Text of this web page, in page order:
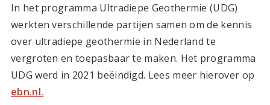
In het programma Ultradiepe Geothermie (UDG)
werkten verschillende partijen samen om de kennis
over ultradiepe geothermie in Nederland te
vergroten en toepasbaar te maken. Het programma
UDG werd in 2021 beëindigd. Lees meer hierover op
ebn.nl.